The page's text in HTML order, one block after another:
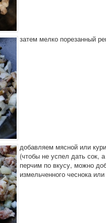
затем мелко порезанный
добавляем мясной или
(чтобы не успел дать сок,
перчим по вкусу, можно
измельченного чеснока